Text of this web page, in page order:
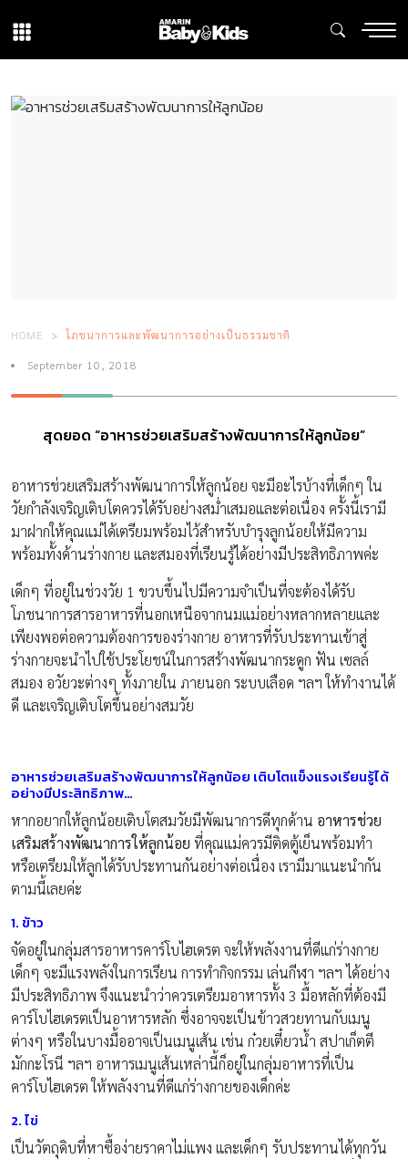
HOME โภชนาการและพัฒนาการอย่างเป็นธรรมชาติ
September 10, 2018
สุดยอด “อาหารช่วยเสริมสร้างพัฒนาการให้ลูกน้อย”
อาหารช่วยเสริมสร้างพัฒนาการให้ลูกน้อย จะมีอะไรบ้างที่เด็กๆ ใน
วัยกำลังเจริญเติบโตควรได้รับอย่างสม่ำเสมอและต่อเนื่อง ครั้งนี้เรามี
มาฝากให้คุณแม่ได้เตรียมพร้อมไว้สำหรับบำรุงลูกน้อยให้มีความ
พร้อมทั้งด้านร่างกาย และสมองที่เรียนรู้ได้อย่างมีประสิทธิภาพค่ะ
เด็กๆ ที่อยู่ในช่วงวัย 1 ขวบขึ้นไปมีความจำเป็นที่จะต้องได้รับ
โภชนาการสารอาหารที่นอกเหนือจากนมแม่อย่างหลากหลายและ
เพียงพอต่อความต้องการของร่างกาย อาหารที่รับประทานเข้าสู่
ร่างกายจะนำไปใช้ประโยชน์ในการสร้างพัฒนากระดูก ฟัน เซลล์
สมอง อวัยวะต่างๆ ทั้งภายใน ภายนอก ระบบเลือด ฯลฯ ให้ทำงานได้
ดี และเจริญเติบโตขึ้นอย่างสมวัย
อาหารช่วยเสริมสร้างพัฒนาการให้ลูกน้อย เติบโตแข็งแรงเรียนรู้ได้
อย่างมีประสิทธิภาพ…
หากอยากให้ลูกน้อยเติบโตสมวัยมีพัฒนาการดีทุกด้าน อาหารช่วย
เสริมสร้างพัฒนาการให้ลูกน้อย ที่คุณแม่ควรมีติดตู้เย็นพร้อมทำ
หรือเตรียมให้ลูกได้รับประทานกันอย่างต่อเนื่อง เรามีมาแนะนำกัน
ตามนี้เลยค่ะ
1. ข้าว
จัดอยู่ในกลุ่มสารอาหารคาร์โบไฮเดรต จะให้พลังงานที่ดีแก่ร่างกาย
เด็กๆ จะมีแรงพลังในการเรียน การทำกิจกรรม เล่นกีฬา ฯลฯ ได้อย่าง
มีประสิทธิภาพ จึงแนะนำว่าควรเตรียมอาหารทั้ง 3 มื้อหลักที่ต้องมี
คาร์โบไฮเดรตเป็นอาหารหลัก ซึ่งอาจจะเป็นข้าวสวยทานกับเมนู
ต่างๆ หรือในบางมื้ออาจเป็นเมนูเส้น เช่น ก๋วยเตี๋ยวน้ำ สปาเก็ตตี
มักกะโรนี ฯลฯ อาหารเมนูเส้นเหล่านี้ก็อยู่ในกลุ่มอาหารที่เป็น
คาร์โบไฮเดรต ให้พลังงานที่ดีแก่ร่างกายของเด็กค่ะ
2. ไข่
เป็นวัตถุดิบที่หาซื้อง่ายราคาไม่แพง และเด็กๆ รับประทานได้ทุกวัน